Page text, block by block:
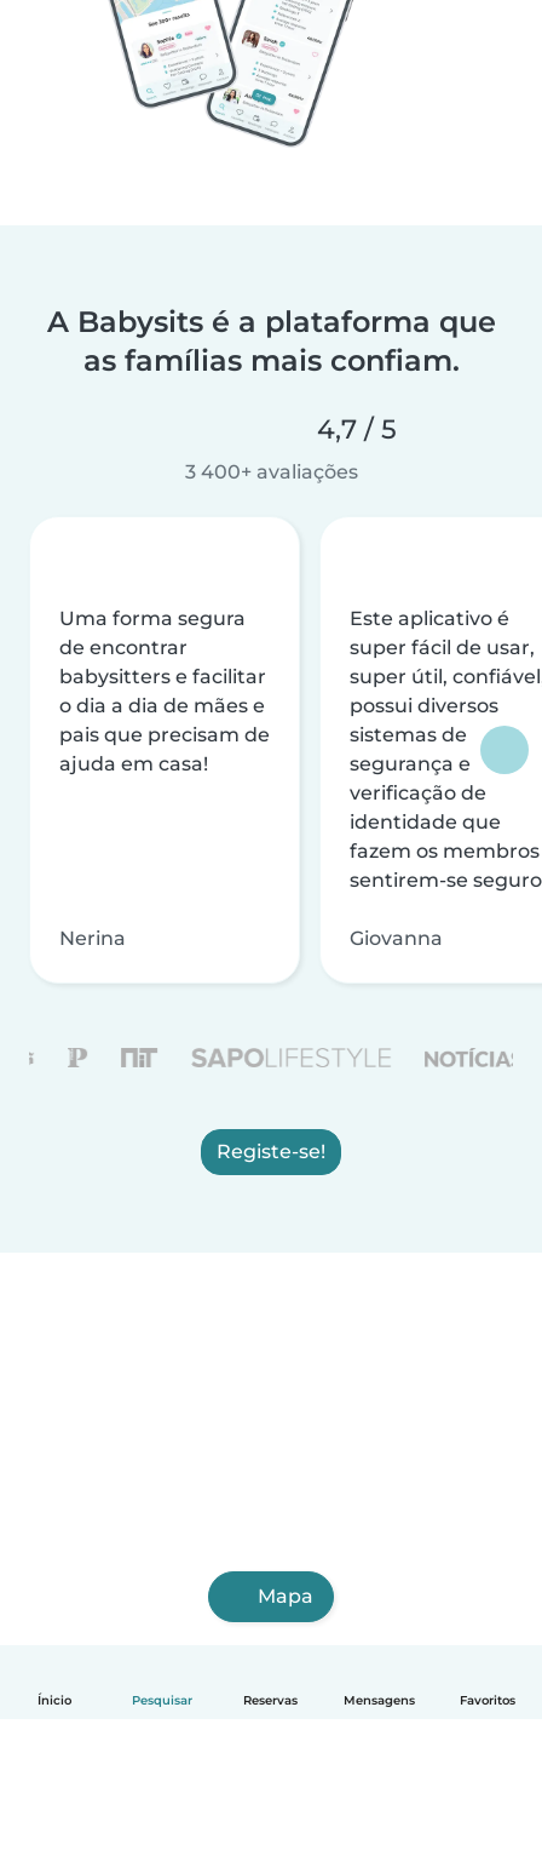
Ínicio Pesquisar Reservas Mensagens Favoritos
A Babysits é a plataforma que
as famílias mais confiam.
4,7 / 5
3 400+ avaliações
Uma forma segura
de encontrar
babysitters e facilitar
o dia a dia de mães e
pais que precisam de
ajuda em casa!
Nerina
Este aplicativo é
super fácil de usar,
super útil,
possui diversos
sistemas de
segurança e
verificação de
identidade que
fazem os membros
sentirem-se
Giovanna
Registe-se!
Mapa